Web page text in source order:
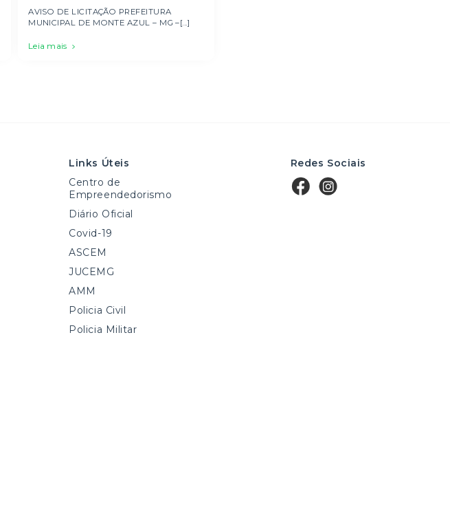
AVISO DE LICITAÇÃO PREFEITURA
MUNICIPAL DE MONTE AZUL – MG –[...]
Leia mais
Links Úteis
Centro de
Empreendedorismo
Diário Oficial
Covid-19
ASCEM
JUCEMG
AMM
Policia Civil
Policia Militar
Redes Sociais